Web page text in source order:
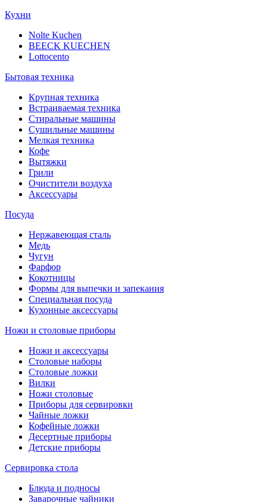
Кухни
Nolte Kuchen
BEECK KUECHEN
Lottocento
Бытовая техника
Крупная техника
Встраиваемая техника
Стиральные машины
Сушильные машины
Мелкая техника
Кофе
Вытяжки
Грили
Очистители воздуха
Аксессуары
Посуда
Нержавеющая сталь
Медь
Чугун
Фарфор
Кокотницы
Формы для выпечки и запекания
Специальная посуда
Кухонные аксессуары
Ножи и столовые приборы
Ножи и аксессуары
Столовые наборы
Столовые ложки
Вилки
Ножи столовые
Приборы для сервировки
Чайные ложки
Кофейные ложки
Десертные приборы
Детские приборы
Сервировка стола
Блюда и подносы
Заварочные чайники